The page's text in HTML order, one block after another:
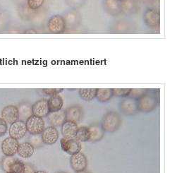
netzig ornamentiert